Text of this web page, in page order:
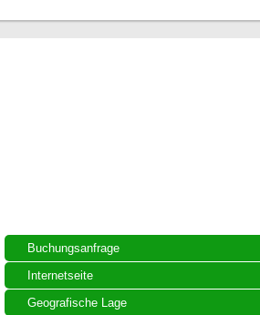
Buchungsanfrage
Internetseite
Geografische Lage